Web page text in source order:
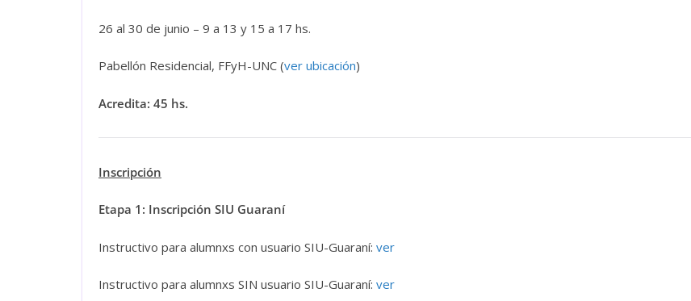
26 al 30 de junio – 9 a 13 y 15 a 17 hs.
Pabellón Residencial, FFyH-UNC (ver ubicación)
Acredita: 45 hs.
Inscripción
Etapa 1: Inscripción SIU Guaraní
Instructivo para alumnxs con usuario SIU-Guaraní: ver
Instructivo para alumnxs SIN usuario SIU-Guaraní: ver